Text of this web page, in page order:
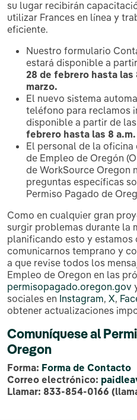
su lugar recibirán
utilizar Frances en línea y
eficiente.
Nuestro formulario
estará disponible a
28 de febrero hasta las
marzo.
El nuevo sistema
teléfono para reclamos
disponible a partir de las
febrero hasta las 8
El personal de la
de Empleo de Oregón
de WorkSource Oregon
preguntas específicas
Permiso Pagado de
Como en cualquier gran
surgir problemas durante la
planificando esto y estamos
comunicarnos temprano y
a que revise todos los
Empleo de Oregon en las
permisopagado.oregon.gov
sociales en Instagram, X,
obtener actualizaciones
Comuníquese al
Oregon
Forma: Forma de Contacto
Correo electrónico:
Llamar: 833-854-0166